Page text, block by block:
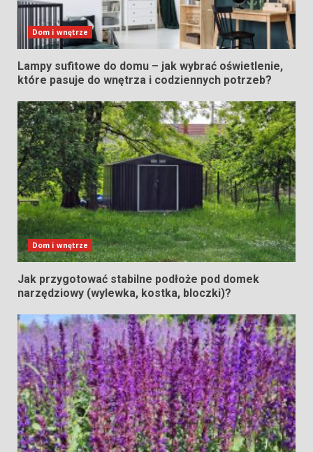
Dom i wnętrze
Lampy sufitowe do domu – jak wybrać oświetlenie,
które pasuje do wnętrza i codziennych potrzeb?
Dom i wnętrze
Jak przygotować stabilne podłoże pod domek
narzędziowy (wylewka, kostka, bloczki)?